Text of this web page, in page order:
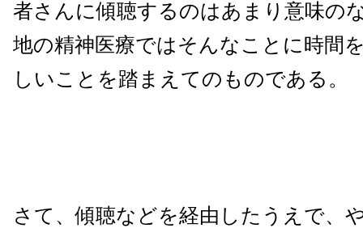
者さんに傾聴するのはあまり意味の
地の精神医療ではそんなことに時間
しいことを踏まえてのものである。
さて、傾聴などを経由したうえで、